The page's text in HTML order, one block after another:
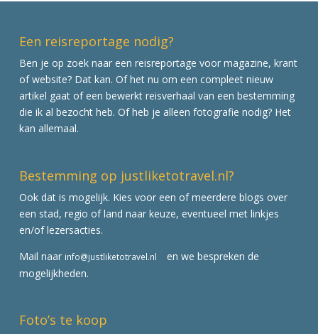
Een reisreportage nodig?
Ben je op zoek naar een reisreportage voor magazine, krant
of website? Dat kan. Of het nu om een compleet nieuw
artikel gaat of een bewerkt reisverhaal van een bestemming
die ik al bezocht heb. Of heb je alleen fotografie nodig? Het
kan allemaal.
Bestemming op justliketotravel.nl?
Ook dat is mogelijk. Kies voor een of meerdere blogs over
een stad, regio of land naar keuze, eventueel met linkjes
en/of lezersacties.
Mail naar info@justliketotravel.nl
en we bespreken de
mogelijkheden.
Foto’s te koop